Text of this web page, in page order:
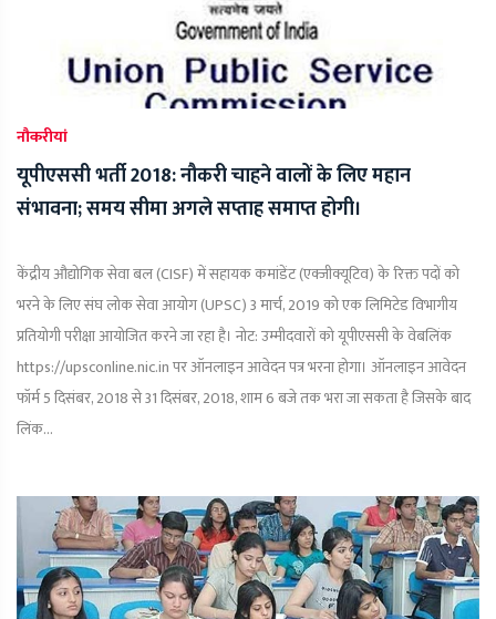
नौकरीयां
यूपीएससी भर्ती 2018: नौकरी चाहने वालों के लिए महान
संभावना; समय सीमा अगले सप्ताह समाप्त होगी।
केंद्रीय औद्योगिक सेवा बल (CISF) में सहायक कमांडेंट (एक्जीक्यूटिव) के रिक्त पदों को
भरने के लिए संघ लोक सेवा आयोग (UPSC) 3 मार्च, 2019 को एक लिमिटेड विभागीय
प्रतियोगी परीक्षा आयोजित करने जा रहा है। नोट: उम्मीदवारों को यूपीएससी के वेबलिंक
https://upsconline.nic.in पर ऑनलाइन आवेदन पत्र भरना होगा। ऑनलाइन आवेदन
फॉर्म 5 दिसंबर, 2018 से 31 दिसंबर, 2018, शाम 6 बजे तक भरा जा सकता है जिसके बाद
लिंक...